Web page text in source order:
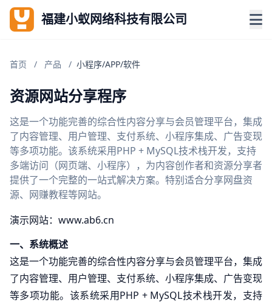
福建小蚁网络科技有限公司
首页 / 产品 / 小程序/APP/软件
资源网站分享程序
这是一个功能完善的综合性内容分享与会员管理平台，集成
了内容管理、用户管理、支付系统、小程序集成、广告变现
等多项功能。该系统采用PHP + MySQL技术栈开发，支持
多端访问（网页端、小程序），为内容创作者和资源分享者
提供了一个完整的一站式解决方案。特别适合分享网盘资
源、网赚教程等网站。
演示网站： www.ab6.cn
一、系统概述
这是一个功能完善的综合性内容分享与会员管理平台，集成
了内容管理、用户管理、支付系统、小程序集成、广告变现
等多项功能。该系统采用PHP + MySQL技术栈开发，支持